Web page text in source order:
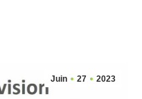
Juin 27 2023